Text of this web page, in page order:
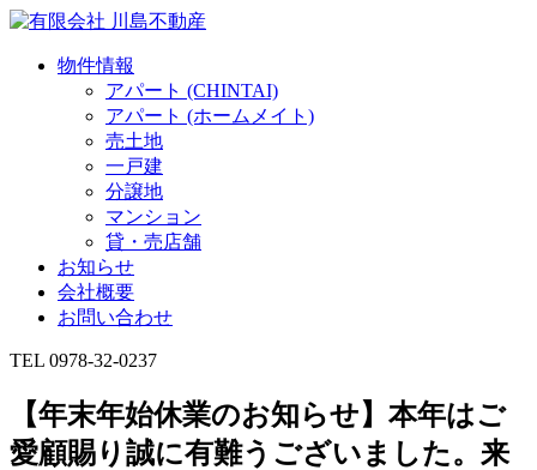
物件情報
アパート (CHINTAI)
アパート (ホームメイト)
売土地
一戸建
分譲地
マンション
貸・売店舗
お知らせ
会社概要
お問い合わせ
TEL 0978-32-0237
【年末年始休業のお知らせ】本年はご
愛顧賜り誠に有難うございました。来